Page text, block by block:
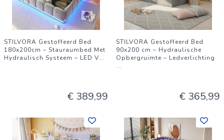
STILVORA Gestoffeerd Bed
180x200cm – Stauraumbed Met
Hydraulisch Systeem – LED V...
€ 389,99
STILVORA Gestoffeerd Bed
90x200 cm – Hydraulische
Opbergruimte – Ledverlichting
...
€ 365,99